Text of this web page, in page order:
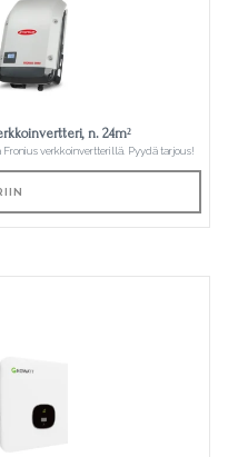
n. 24m²
verkkoinvertterillä. Pyydä tarjous!